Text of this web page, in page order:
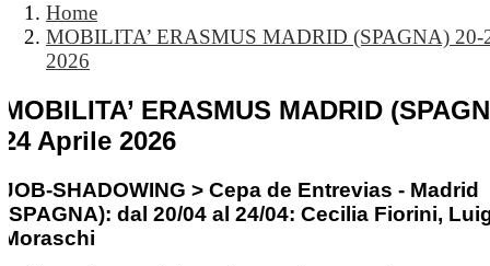
Home
MOBILITA’ ERASMUS MADRID (SPAGNA) 20-
2026
MOBILITA’ ERASMUS MADRID
24 Aprile 2026
JOB-SHADOWING > Cepa de Entrevias - Madrid
(SPAGNA): dal 20/04 al 24/04: Cecilia Fiorini,
Moraschi